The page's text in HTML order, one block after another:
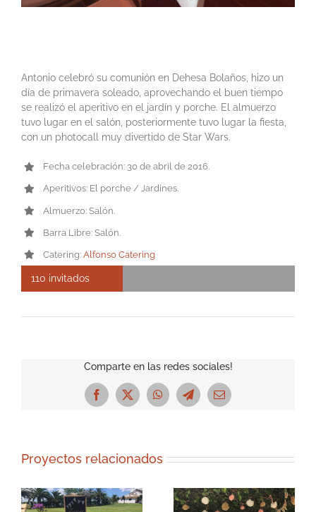
Antonio celebró su comunión en Dehesa Bolaños, hizo un
día de primavera soleado, aprovechando el buen tiempo
se realizó el aperitivo en el jardín y porche. El almuerzo
tuvo lugar en el salón, posteriormente tuvo lugar la fiesta,
con un photocall muy divertido de Star Wars.
Fecha celebración: 30 de abril de 2016.
Aperitivos: El porche / Jardines.
Almuerzo: Salón.
Barra Libre: Salón.
Catering:Alfonso Catering
110 invitados
Comparte en las redes sociales!
Facebook
X WhatsAppTelegramCorreo
Proyectos relacionados